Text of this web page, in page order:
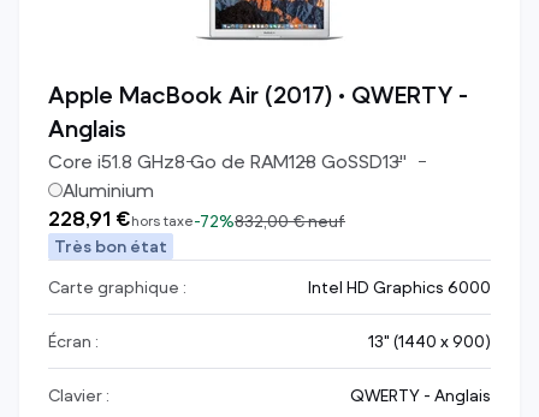
Apple MacBook Air (2017) • QWERTY -
Anglais
Core i51.8 GHz8Go de RAM128 GoSSD13"
Aluminium
228,91 €hors taxe-72%832,00 €neuf
Très bon état
Carte graphique :
Intel HD Graphics 6000
Écran : 13" (1440 x 900)
Clavier : QWERTY - Anglais